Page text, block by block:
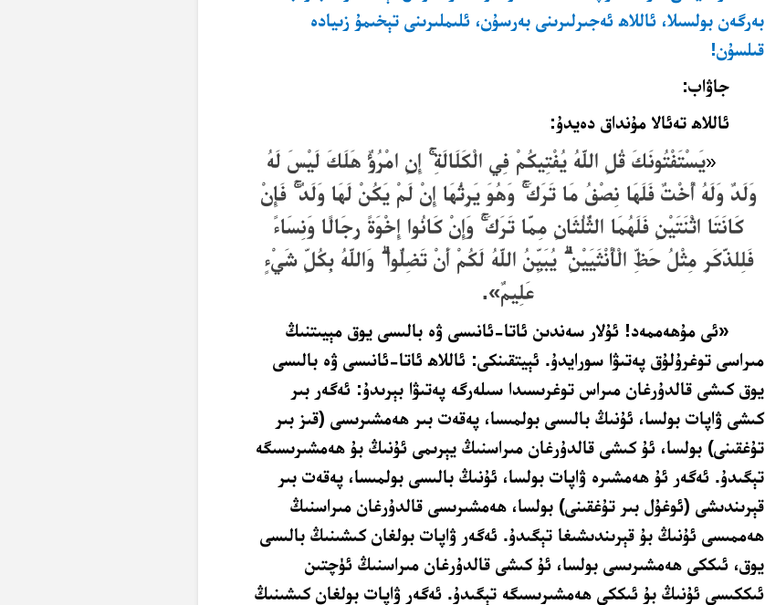
بەرگەن بولسىلا، ئاللاھ ئەجىرلىرىنى بەرسۇن، ئلىملىرىنى تېخىمۇ زىيادە
قىلسۇن!
جاۋاب:
ئاللاھ تەئالا مۇنداق دەيدۇ:
«يَسْتَفْتُونَكَ قُلِ اللَّهُ يُفْتِيكُمْ فِي الْكَلَالَةِ ۚ إِنِ امْرُؤٌ هَلَكَ لَيْسَ لَهُ
وَلَدٌ وَلَهُ أُخْتٌ فَلَهَا نِصْفُ مَا تَرَكَ ۚ وَهُوَ يَرِثُهَا إِنْ لَمْ يَكُنْ لَهَا وَلَدٌ ۚ فَإِنْ
كَانَتَا اثْنَتَيْنِ فَلَهُمَا الثُّلُثَانِ مِمَّا تَرَكَ ۚ وَإِنْ كَانُوا إِخْوَةً رِجَالًا وَنِسَاءً
فَلِلذَّكَرِ مِثْلُ حَظِّ الْأُنْثَيَيْنِ ۗ يُبَيِّنُ اللَّهُ لَكُمْ أَنْ تَضِلُّوا ۗ وَاللَّهُ بِكُلِّ شَيْءٍ
عَلِيمٌ».
«ئى مۇھەممەد! ئۇلار سەندىن ئاتا-ئانىسى ۋە بالىسى يوق مېيىتنىڭ
مىراسى توغرۇلۇق پەتىۋا سورايدۇ. ئېيتقىنكى: ئاللاھ ئاتا-ئانىسى ۋە بالىسى
يوق كىشى قالدۇرغان مىراس توغرىسىدا سىلەرگە پەتىۋا بېرىدۇ: ئەگەر بىر
كىشى ۋاپات بولسا، ئۇنىڭ بالىسى بولمىسا، پەقەت بىر ھەمشىرىسى (قىز بىر
تۇغقىنى) بولسا، ئۇ كىشى قالدۇرغان مىراسنىڭ يېرىمى ئۇنىڭ بۇ ھەمشىرىسىگە
تېگىدۇ. ئەگەر ئۇ ھەمشىرە ۋاپات بولسا، ئۇنىڭ بالىسى بولمىسا، پەقەت بىر
قېرىندىشى (ئوغۇل بىر تۇغقىنى) بولسا، ھەمشىرىسى قالدۇرغان مىراسنىڭ
ھەممىسى ئۇنىڭ بۇ قېرىندىشىغا تېگىدۇ. ئەگەر ۋاپات بولغان كىشىنىڭ بالىسى
يوق، ئىككى ھەمشىرىسى بولسا، ئۇ كىشى قالدۇرغان مىراسنىڭ ئۈچتىن
ئىككىسى ئۇنىڭ بۇ ئىككى ھەمشىرىسىگە تېگىدۇ. ئەگەر ۋاپات بولغان كىشىنىڭ